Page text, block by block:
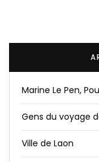
Marine Le Pen,
Gens du voyage
Ville de Laon